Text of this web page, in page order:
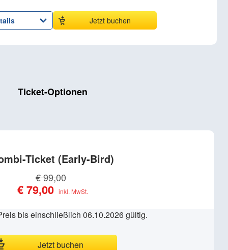
Jetzt buchen
Ticket-Optionen
Ticket
€ 99,00
€ 79,00
bis einschließlich 06.10.2026 gültig.
Jetzt buchen